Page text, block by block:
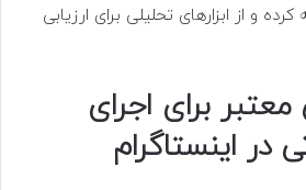
و از ابزارهای تحلیلی برای ارزیابی
برای اجرای
در اینستاگرام